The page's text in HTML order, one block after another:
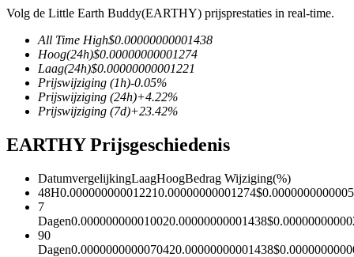
TradFi
Derivaten voor aandelen, forex, edelmetalen en grondstoffen
USDC-futures
Volg de Little Earth Buddy(EARTHY) prijsprestaties in real-time.
All Time High$0.00000000001438
Hoog(24h)$0.00000000001274
Laag(24h)$0.00000000001221
Prijswijziging (1h)-0.05%
Prijswijziging (24h)+4.22%
Prijswijziging (7d)+23.42%
EARTHY Prijsgeschiedenis
DatumvergelijkingLaagHoogBedrag Wijziging(%)
48H0.000000000012210.00000000001274$
7
Dagen0.000000000010020.00000000001438$
90
Dagen0.0000000000070420.00000000001438$